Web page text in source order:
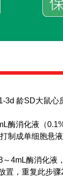
3d 龄SD大鼠
酶消化液（
制成单细胞悬
～4mL酶消化
置，重复此步骤